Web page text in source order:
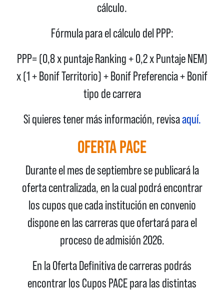
cálculo.
Fórmula para el cálculo del PPP:
PPP= (0,8 x puntaje Ranking + 0,2 x Puntaje NEM)
x (1 + Bonif Territorio) + Bonif Preferencia + Bonif
tipo de carrera
Si quieres tener más información, revisaaquí.
OFERTA PACE
Durante el mes de septiembre se publicará la
oferta centralizada, en la cual podrá encontrar
los cupos que cada institución en convenio
dispone en las carreras que ofertará para el
proceso de admisión 2026.
En la Oferta Definitiva de carreras podrás
encontrar los Cupos PACE para las distintas